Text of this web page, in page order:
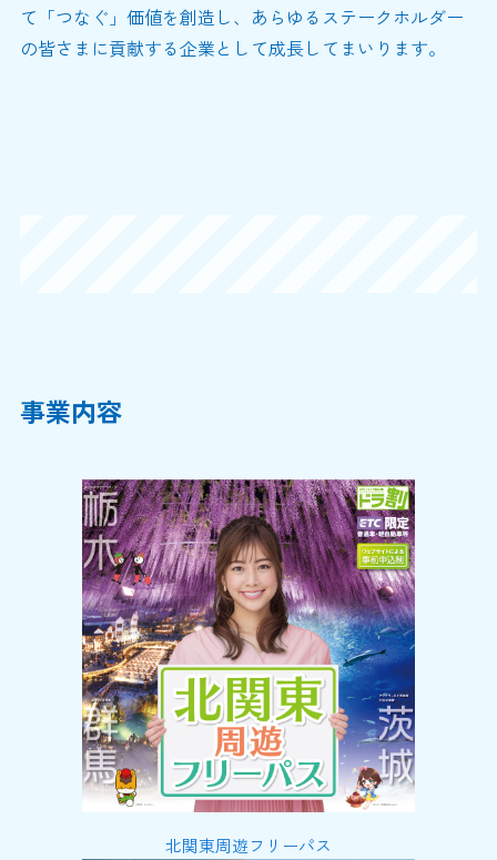
て「つなぐ」価値を創造し、あらゆるステークホルダー
の皆さまに貢献する企業として成長してまいります。
事業内容
北関東周遊フリーパス